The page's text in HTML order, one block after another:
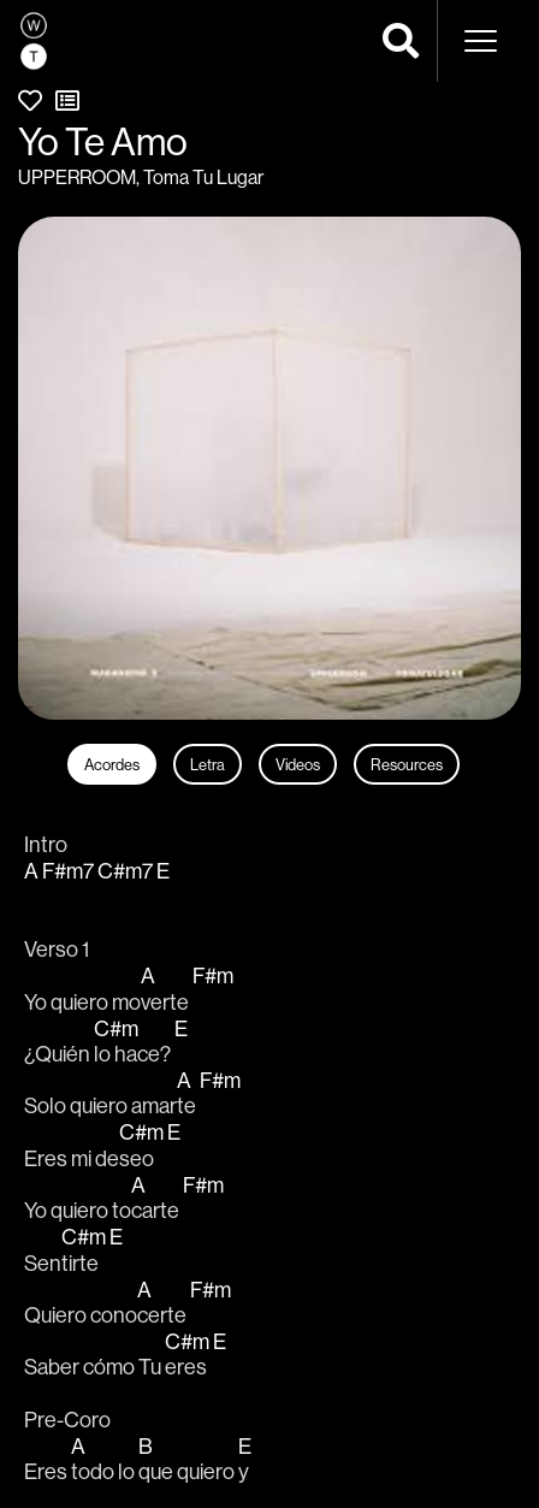
Yo Te Amo
UPPERROOM,Toma Tu Lugar
Acordes Letra Videos Resources
Intro
AF#m7C#m7E
Verso 1
Yo quiero mo
A
verte
F#m
¿Quién
C#m
lo hace?
E
Solo quiero amar
A
te
F#m
Eres mi de
C#m
seo
E
Yo quiero to
A
carte
F#m
Sen
C#m
tirte
E
Quiero cono
A
certe
F#m
Saber cómo Tu
C#m
eres
E
Pre-Coro
Eres
A
todo lo
B
que quiero
E
y